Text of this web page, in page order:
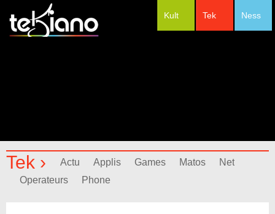
Ness
Tek
Kult
Tek › Actu Applis Games Matos
Net
Operateurs
Phone